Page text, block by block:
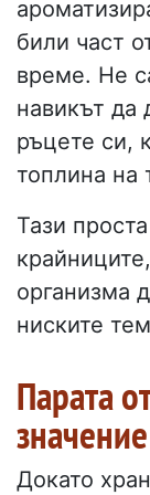
били част
време. Не
навикът
ръцете си,
топлина на
Тази
организма
ниските
Парата
значение
Докато